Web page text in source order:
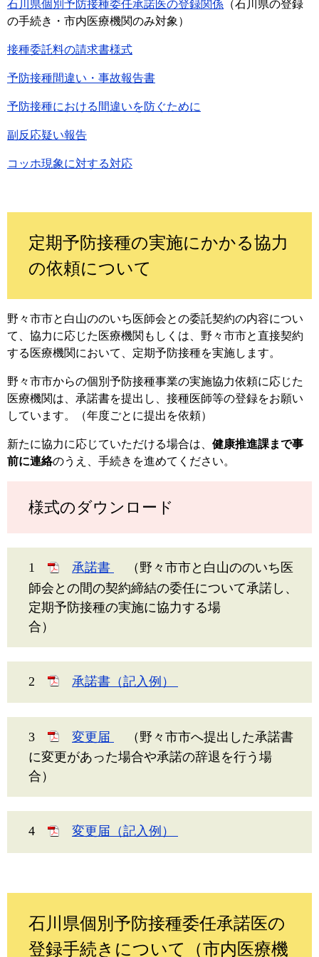
石川県個別予防接種委任承諾医の登録関係 （石川県の登録
の手続き・市内医療機関のみ対象）
接種委託料の請求書様式
予防接種間違い・事故報告書
予防接種における間違いを防ぐために
副反応疑い報告
コッホ現象に対する対応
定期予防接種の実施にかかる協力
の依頼について
野々市市と白山ののいち医師会との委託契約の内容につい
て、協力に応じた医療機関もしくは、野々市市と直接契約
する医療機関において、定期予防接種を実施します。
野々市市からの個別予防接種事業の実施協力依頼に応じた
医療機関は、承諾書を提出し、接種医師等の登録をお願い
しています。（年度ごとに提出を依頼）
新たに協力に応じていただける場合は、 健康推進課まで事
前に連絡のうえ、手続きを進めてください。
様式のダウンロード
1 承諾書
（野々市市と白山ののいち医
師会との間の契約締結の委任について承諾し、
定期予防接種の実施に協力する場
合）
2 承諾書（記入例）
3 変更届
（野々市市へ提出した承諾書
に変更があった場合や承諾の辞退を行う場
合）
4 変更届（記入例）
石川県個別予防接種委任承諾医の
登録手続きについて（市内医療機